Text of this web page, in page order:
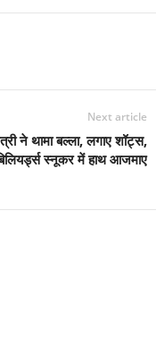
Next article
ने थामा बल्ला, लगाए शॉट्स,
स्नूकर में हाथ आजमाए